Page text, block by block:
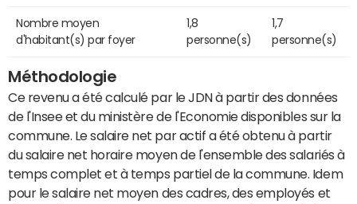
Nombre moyen
d'habitant(s) par foyer
1,8
personne(s)
1,7
personne(s)
Méthodologie
Ce revenu a été calculé par le JDN à partir des données
de l'Insee et du ministère de l'Economie disponibles sur la
commune. Le salaire net par actif a été obtenu à partir
du salaire net horaire moyen de l'ensemble des salariés à
temps complet et à temps partiel de la commune. Idem
pour le salaire net moyen des cadres, des employés et